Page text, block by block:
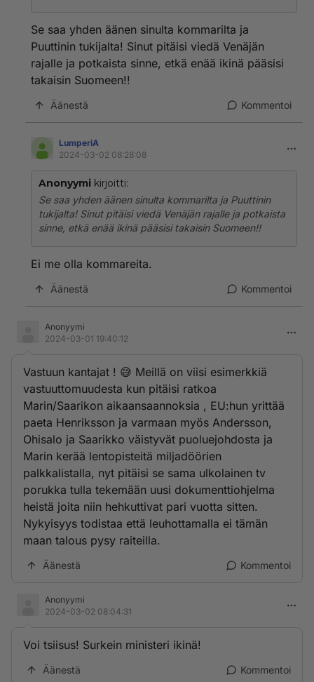
Se saa yhden äänen sinulta kommarilta ja
Puuttinin tukijalta! Sinut pitäisi viedä Venäjän
rajalle ja potkaista sinne, etkä enää ikinä pääsisi
takaisin Suomeen!!
Äänestä Kommentoi
LumperiA
2024-03-02 08:28:08
Anonyymi kirjoitti:
Se saa yhden äänen sinulta kommarilta ja Puuttinin
tukijalta! Sinut pitäisi viedä Venäjän rajalle ja potkaista
sinne, etkä enää ikinä pääsisi takaisin Suomeen!!
Ei me olla kommareita.
Äänestä Kommentoi
Anonyymi
2024-03-01 19:40:12
Vastuun kantajat ! 😅 Meillä on viisi esimerkkiä
vastuuttomuudesta kun pitäisi ratkoa
Marin/Saarikon aikaansaannoksia , EU:hun yrittää
paeta Henriksson ja varmaan myös Andersson,
Ohisalo ja Saarikko väistyvät puoluejohdosta ja
Marin kerää lentopisteitä miljadöörien
palkkalistalla, nyt pitäisi se sama ulkolainen tv
porukka tulla tekemään uusi dokumenttiohjelma
heistä joita niin hehkuttivat pari vuotta sitten.
Nykyisyys todistaa että leuhottamalla ei tämän
maan talous pysy raiteilla.
Äänestä Kommentoi
Anonyymi
2024-03-02 08:04:31
Voi tsiisus! Surkein ministeri ikinä!
Äänestä Kommentoi